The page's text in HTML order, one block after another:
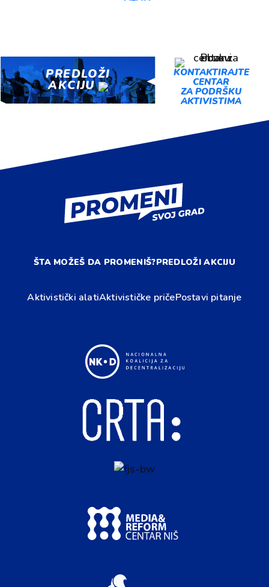
PREDLOŽI
AKCIJU
KONTAKTIRAJTE
CENTAR
ZA PODRŠKU
AKTIVISTIMA
ŠTA MOŽEŠ DA PROMENIŠ?PREDLOŽI AKCIJU
Aktivistički alatiAktivističke pričePostavi pitanje